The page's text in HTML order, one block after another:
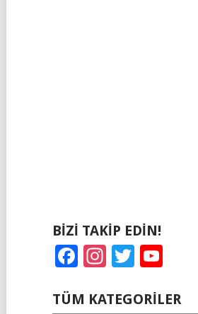
BIZI TAKIP EDIN!
Facebook
Instagram
Twitter
TÜM KATEGORILER